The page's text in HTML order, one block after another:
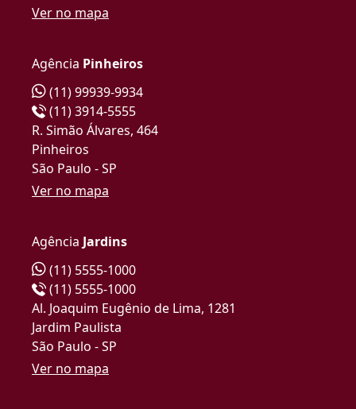
Ver no mapa
Agência Pinheiros
(11) 99939-9934
(11) 3914-5555
R. Simão Álvares, 464
Pinheiros
São Paulo - SP
Ver no mapa
Agência Jardins
(11) 5555-1000
(11) 5555-1000
Al. Joaquim Eugênio de Lima, 1281
Jardim Paulista
São Paulo - SP
Ver no mapa